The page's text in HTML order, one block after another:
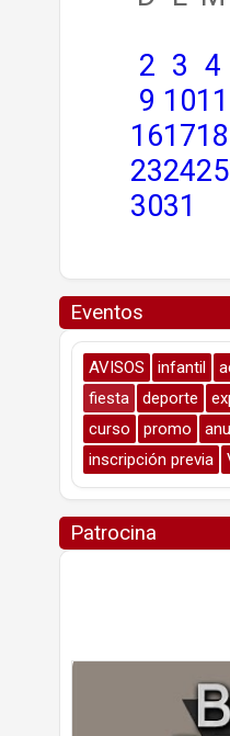
2 3 4
9 1011
161718
232425
3031
Eventos
AVISOS infantil
fiesta
deporte
curso
promo
inscripción previa
Patrocina